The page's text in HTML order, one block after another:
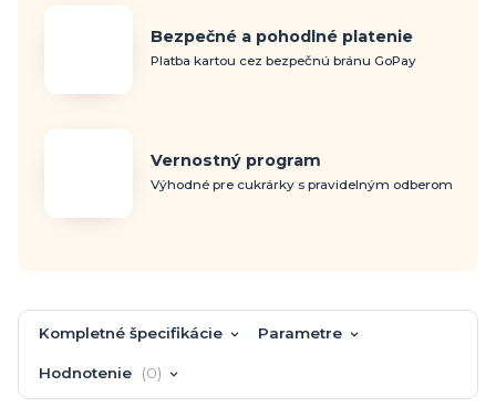
Bezpečné a pohodlné platenie
Platba kartou cez bezpečnú bránu GoPay
Vernostný program
Výhodné pre cukrárky s pravidelným odberom
Kompletné špecifikácie Parametre
Hodnotenie 0